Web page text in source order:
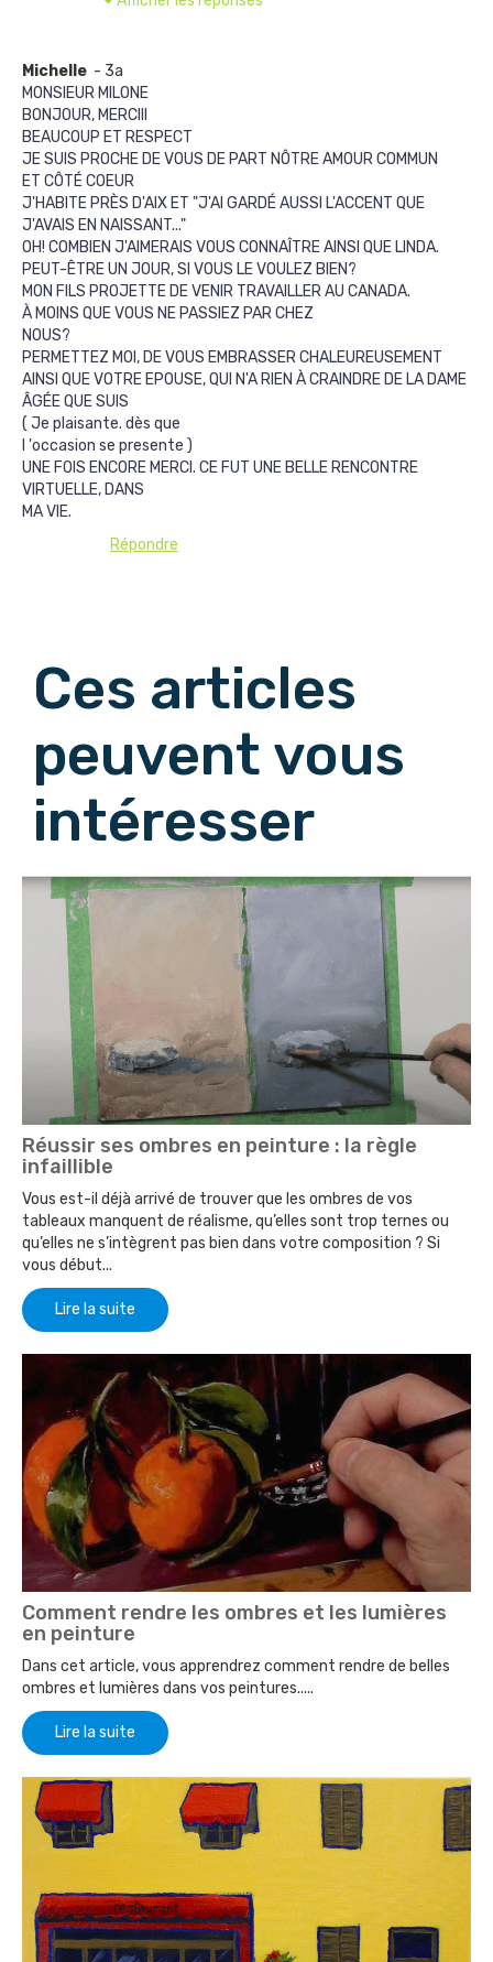
Michelle - 3a
MONSIEUR MILONE
BONJOUR, MERCIII
BEAUCOUP ET RESPECT
JE SUIS PROCHE DE VOUS DE PART NÔTRE AMOUR COMMUN
ET CÔTÉ COEUR
J'HABITE PRÈS D'AIX ET "J'AI GARDÉ AUSSI L'ACCENT QUE
J'AVAIS EN NAISSANT..."
OH! COMBIEN J'AIMERAIS VOUS CONNAÎTRE AINSI QUE LINDA.
PEUT-ÊTRE UN JOUR, SI VOUS LE VOULEZ BIEN?
MON FILS PROJETTE DE VENIR TRAVAILLER AU CANADA.
À MOINS QUE VOUS NE PASSIEZ PAR CHEZ
NOUS?
PERMETTEZ MOI, DE VOUS EMBRASSER CHALEUREUSEMENT
AINSI QUE VOTRE EPOUSE, QUI N'A RIEN À CRAINDRE DE LA DAME
ÂGÉE QUE SUIS
( Je plaisante. dès que
l 'occasion se presente )
UNE FOIS ENCORE MERCI. CE FUT UNE BELLE RENCONTRE
VIRTUELLE, DANS
MA VIE.
Répondre
Ces articles
peuvent vous
intéresser
Réussir ses ombres en peinture : la règle
infaillible
Vous est-il déjà arrivé de trouver que les ombres de vos
tableaux manquent de réalisme, qu’elles sont trop ternes ou
qu’elles ne s’intègrent pas bien dans votre composition ? Si
vous début...
Lire la suite
Comment rendre les ombres et les lumières
en peinture
Dans cet article, vous apprendrez comment rendre de belles
ombres et lumières dans vos peintures.....
Lire la suite